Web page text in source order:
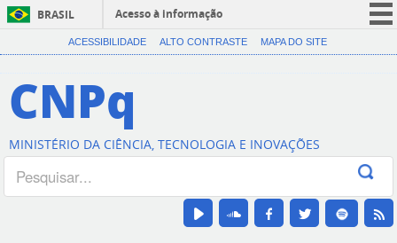
BRASIL
Acesso à informação
CORONAVÍRUS (COVID-19)
Canais
ACESSIBILIDADE ALTO CONTRASTE MAPA DO SITE
CNPq
MINISTÉRIO DA CIÊNCIA, TECNOLOGIA E INOVAÇÕES